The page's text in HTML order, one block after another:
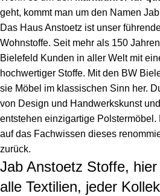
geht, kommt man um den Namen
Das Haus Anstoetz ist unser
Wohnstoffe. Seit mehr als 150
Bielefeld Kunden in aller Welt mit
hochwertiger Stoffe. Mit den BW
sie Möbel im klassischen Sinn her.
von Design und Handwerkskunst
entstehen einzigartige
auf das Fachwissen dieses
zurück.
Jab Anstoetz Stoffe,
alle Textilien, jeder